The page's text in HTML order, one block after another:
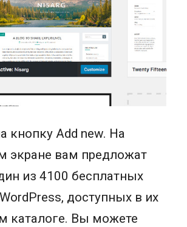
кнопку Add new. На
экране вам предложат
из 4100 бесплатных
доступных в их
каталоге. Вы можете